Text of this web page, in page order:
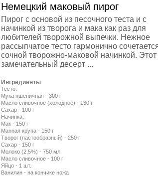
Немецкий маковый пирог
Пирог с основой из песочного теста и с
начинкой из творога и мака как раз для
любителей творожной выпечки. Нежное
рассыпчатое тесто гармонично
сочной творожно-маковой начинкой. Этот
замечательный десерт ...
Ингредиенты
Тесто:
Мука пшеничная - 300 г
Масло сливочное (холодное) - 130 г
Сахар - 100 г
Начинка:
Мак - 150 г
Манная крупа - 150 г
Творог (пастообразный) - 250 г
Сахар - 150 г
Молоко (2,5%) - 750 мл
Масло сливочное - 100 г
Яйцо - 1 шт.
Ванилин - на кончике ножа